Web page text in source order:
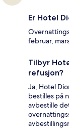
Er Hotel
februar,
Tilbyr
refusjon?
Ja, Hotel
bestilles på
avbestille